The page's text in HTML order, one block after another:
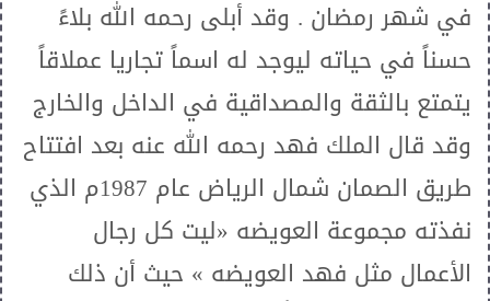
في شهر رمضان . وقد أبلى رحمه الله بلاءً
حسناً في حياته ليوجد له اسماً تجاريا عملاقاً
يتمتع بالثقة والمصداقية في الداخل والخارج
وقد قال الملك فهد رحمه الله عنه بعد افتتاح
طريق الصمان شمال الرياض عام 1987م الذي
نفذته مجموعة العويضه «ليت كل رجال
الأعمال مثل فهد العويضه » حيث أن ذلك